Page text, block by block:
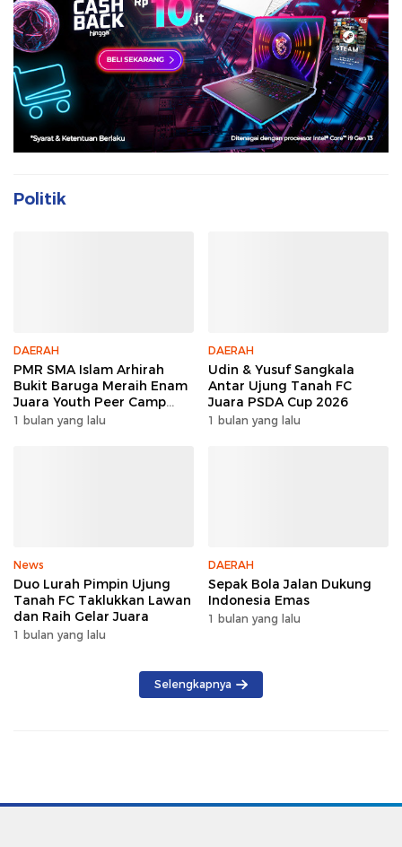
Politik
DAERAH
PMR SMA Islam Arhirah
Bukit Baruga Meraih Enam
Juara Youth Peer Camp
2026
1 bulan yang lalu
DAERAH
Udin & Yusuf Sangkala
Antar Ujung Tanah FC
Juara PSDA Cup 2026
1 bulan yang lalu
News
Duo Lurah Pimpin Ujung
Tanah FC Taklukkan Lawan
dan Raih Gelar Juara
1 bulan yang lalu
DAERAH
Sepak Bola Jalan Dukung
Indonesia Emas
1 bulan yang lalu
Selengkapnya